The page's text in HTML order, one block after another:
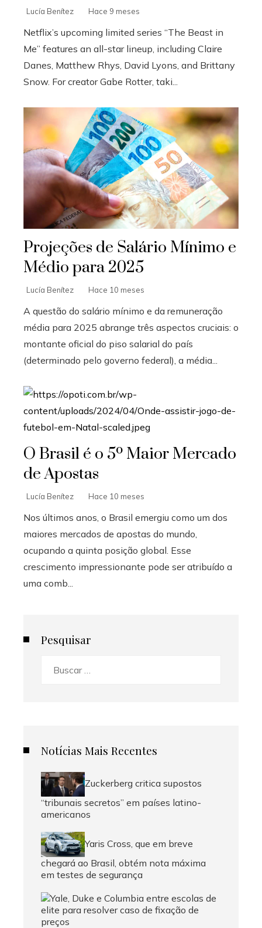
Lucía Benítez Hace 9 meses
Netflix’s upcoming limited series “The Beast in
Me” features an all-star lineup, including Claire
Danes, Matthew Rhys, David Lyons, and Brittany
Snow. For creator Gabe Rotter, taki...
Projeções de Salário Mínimo e
Médio para 2025
Lucía Benítez Hace 10 meses
A questão do salário mínimo e da remuneração
média para 2025 abrange três aspectos cruciais: o
montante oficial do piso salarial do país
(determinado pelo governo federal), a média...
O Brasil é o 5º Maior Mercado
de Apostas
Lucía Benítez Hace 10 meses
Nos últimos anos, o Brasil emergiu como um dos
maiores mercados de apostas do mundo,
ocupando a quinta posição global. Esse
crescimento impressionante pode ser atribuído a
uma comb...
Pesquisar
Notícias Mais Recentes
Zuckerberg critica supostos
“tribunais secretos” em países latino-
americanos
Yaris Cross, que em breve
chegará ao Brasil, obtém nota máxima
em testes de segurança